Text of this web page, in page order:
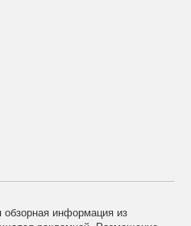
обзорная информация из